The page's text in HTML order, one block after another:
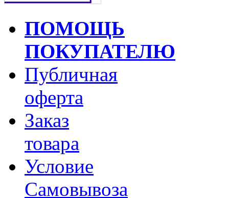
ПОМОЩЬ
ПОКУПАТЕЛЮ
Публичная
оферта
Заказ
товара
Условие
Самовывоза